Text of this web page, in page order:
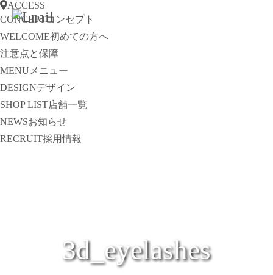
ACCESS
CONCEPTコンセプト
WELCOME初めての方へ
注意点と保障
MENU メニュー
DESIGNデザイン
SHOP LIST店舗一覧
NEWSお知らせ
RECRUIT採用情報
3d_eyelashes